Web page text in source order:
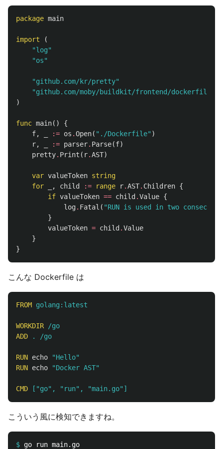
package main
import
(
"log"
"os"
"github.com/kr/pretty"
"github.com/moby/buildkit/frontend/dockerfile/
)
func main()
{
f, := os .Open( "./Dockerfile" )
r, := parser. Parse(f)
pretty. Print ( r.AST)
var valueToken string
for
, child := range r.AST. Children {
if valueToken == child .Value {
log. Fatal ( "RUN is used in two
}
valueToken = child .Value
}
}
こんな Dockerfile は
FROM golang:latest
WORKDIR /go
ADD . /go
RUN echo
"Hello"
RUN echo "Docker AST"
CMD ["go", "run", "main.go"]
こういう風に検知できますね。
$